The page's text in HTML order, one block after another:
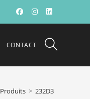
CONTACT
Produits > 232D3